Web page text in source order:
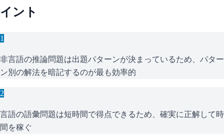
イント
1
非言語の推論問題は出題パターンが決まっているため、パター
ン別の解法を暗記するのが最も効率的
2
言語の語彙問題は短時間で得点できるため、確実に正解して時
間を稼ぐ